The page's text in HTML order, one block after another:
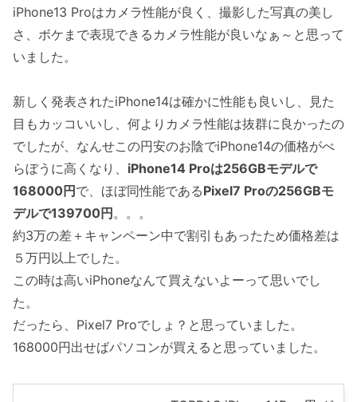
iPhone13 Proはカメラ性能が良く、撮影した写真の美し
さ、ボケまで表現できるカメラ性能が良いなぁ～と思って
いました。
新しく発表されたiPhone14は確かに性能も良いし、見た
目もカッコいいし、何よりカメラ性能は抜群に良かったの
でしたが、なんせこの円安のお陰でiPhone14の価格がべ
らぼうに高くなり、 iPhone14 Proは256GBモデルで
168000円 で、ほぼ同性能であるPixel7 Proの256GBモ
デルで139700円 。。。
約3万の差＋キャンペーン中で割引もあったため価格差は
５万円以上でした。
この時は高いiPhoneなんて買えないよーって思いでし
た。
だったら、Pixel7 Proでしょ？と思っていました。
168000円出せばパソコンが買えると思っていました。